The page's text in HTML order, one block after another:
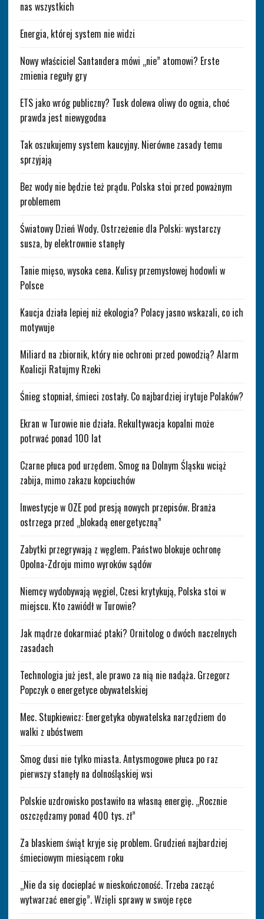
nas wszystkich
Energia, której system nie widzi
Nowy właściciel Santandera mówi „nie” atomowi? Erste
zmienia reguły gry
ETS jako wróg publiczny? Tusk dolewa oliwy do ognia, choć
prawda jest niewygodna
Tak oszukujemy system kaucyjny. Nierówne zasady temu
sprzyjają
Bez wody nie będzie też prądu. Polska stoi przed poważnym
problemem
Światowy Dzień Wody. Ostrzeżenie dla Polski: wystarczy
susza, by elektrownie stanęły
Tanie mięso, wysoka cena. Kulisy przemysłowej hodowli w
Polsce
Kaucja działa lepiej niż ekologia? Polacy jasno wskazali, co ich
motywuje
Miliard na zbiornik, który nie ochroni przed powodzią? Alarm
Koalicji Ratujmy Rzeki
Śnieg stopniał, śmieci zostały. Co najbardziej irytuje Polaków?
Ekran w Turowie nie działa. Rekultywacja kopalni może
potrwać ponad 100 lat
Czarne płuca pod urzędem. Smog na Dolnym Śląsku wciąż
zabija, mimo zakazu kopciuchów
Inwestycje w OZE pod presją nowych przepisów. Branża
ostrzega przed „blokadą energetyczną”
Zabytki przegrywają z węglem. Państwo blokuje ochronę
Opolna-Zdroju mimo wyroków sądów
Niemcy wydobywają węgiel, Czesi krytykują, Polska stoi w
miejscu. Kto zawiódł w Turowie?
Jak mądrze dokarmiać ptaki? Ornitolog o dwóch naczelnych
zasadach
Technologia już jest, ale prawo za nią nie nadąża. Grzegorz
Popczyk o energetyce obywatelskiej
Mec. Stupkiewicz: Energetyka obywatelska narzędziem do
walki z ubóstwem
Smog dusi nie tylko miasta. Antysmogowe płuca po raz
pierwszy stanęły na dolnośląskiej wsi
Polskie uzdrowisko postawiło na własną energię. „Rocznie
oszczędzamy ponad 400 tys. zł”
Za blaskiem świąt kryje się problem. Grudzień najbardziej
śmieciowym miesiącem roku
„Nie da się docieplać w nieskończoność. Trzeba zacząć
wytwarzać energię”. Wzięli sprawy w swoje ręce